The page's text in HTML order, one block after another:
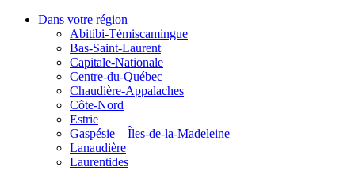
Dans votre région
Abitibi-Témiscamingue
Bas-Saint-Laurent
Capitale-Nationale
Centre-du-Québec
Chaudière-Appalaches
Côte-Nord
Estrie
Gaspésie – Îles-de-la-Madeleine
Lanaudière
Laurentides